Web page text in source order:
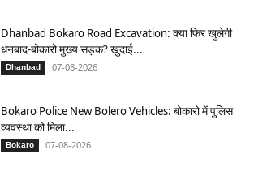
Dhanbad Bokaro Road Excavation: क्या फिर खुलेगी
धनबाद-बोकारो मुख्य सड़क? खुदाई...
Dhanbad 07-08-2026
Bokaro Police New Bolero Vehicles: बोकारो में पुलिस
व्यवस्था को मिला...
Bokaro 07-08-2026